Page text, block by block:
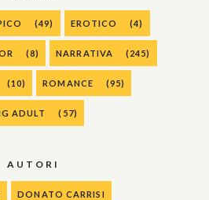
(49) EROTICO (4)
(8) NARRATIVA (245)
(10) ROMANCE (95)
ADULT (57)
AUTORI
DONATO CARRISI